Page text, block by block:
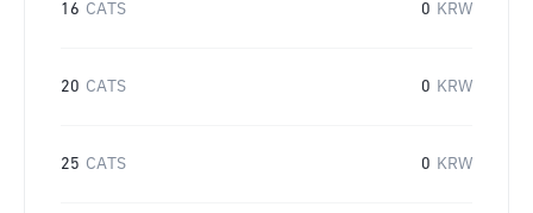
16 CATS 0 KRW
20 CATS 0 KRW
25 CATS 0 KRW